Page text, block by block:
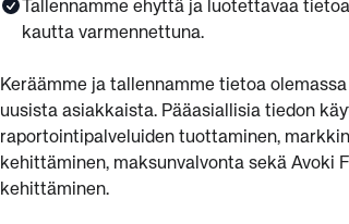
Tallennamme ehyttä ja luotettavaa
kautta varmennettuna.
Keräämme ja tallennamme tietoa
uusista asiakkaista. Pääasiallisia tiedon
raportointipalveluiden tuottaminen,
kehittäminen, maksunvalvonta sekä Avoki
kehittäminen.